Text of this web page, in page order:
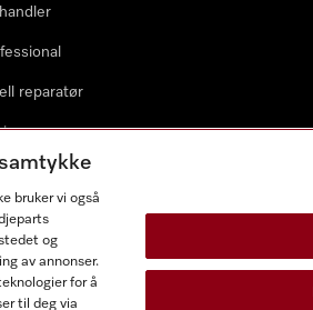
reparatør
byggherrer
bruker vi også
og
av annonser.
for å
til deg via